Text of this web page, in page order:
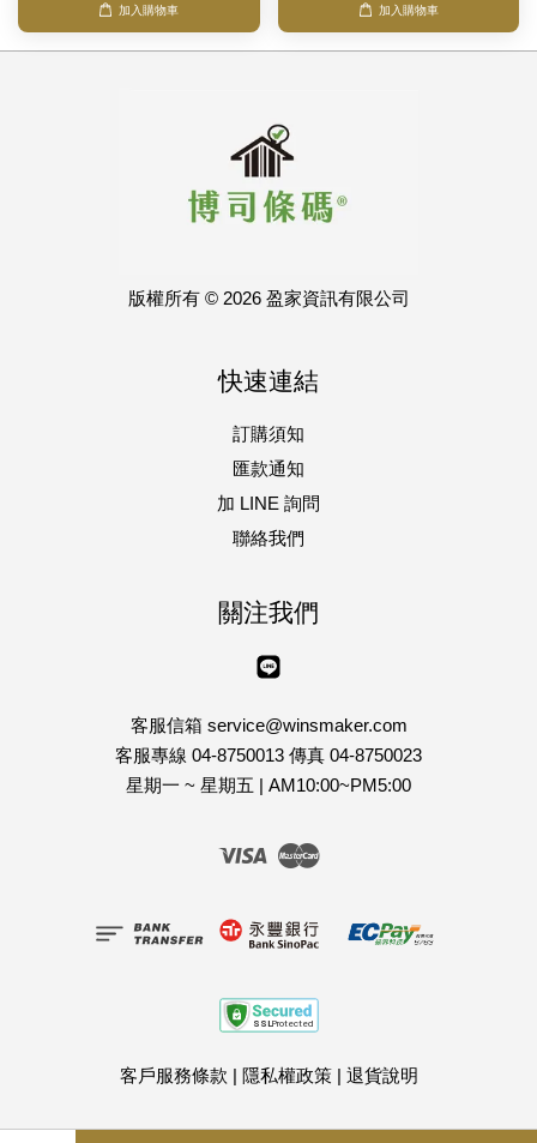
加入購物車 加入購物車
版權所有 © 2026 盈家資訊有限公司
快速連結
訂購須知
匯款通知
加 LINE 詢問
聯絡我們
關注我們
客服信箱 service@winsmaker.com
客服專線 04-8750013 傳真 04-8750023
星期一 ~ 星期五 | AM10:00~PM5:00
Visa Master
客戶服務條款 | 隱私權政策| 退貨說明